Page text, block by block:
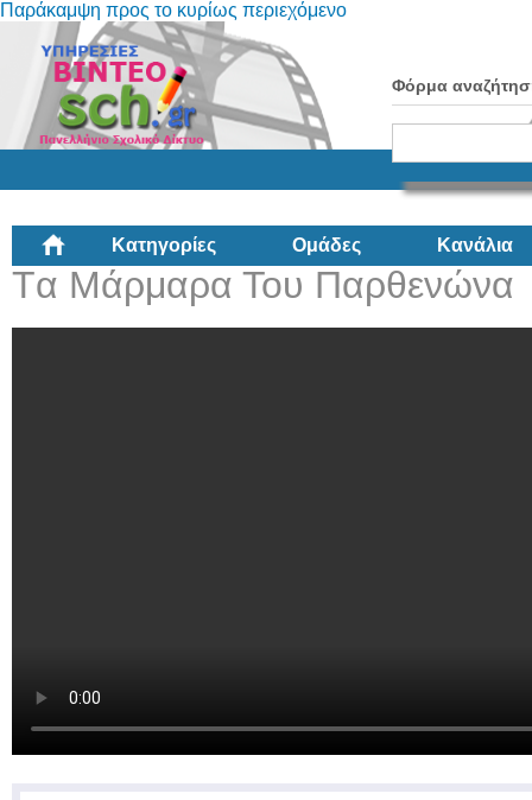
Παράκαμψη προς το κυρίως περιεχόμενο
Φόρμα
Κατηγορίες Ομάδες Κανάλια
Tα Μάρμαρα Του Παρθενώνα